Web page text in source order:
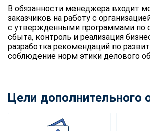
В обязанности менеджера входит
заказчиков на работу с
с утвержденными программами по
сбыта, контроль и реализация
разработка рекомендаций по
соблюдение норм этики делового
Цели дополнительного